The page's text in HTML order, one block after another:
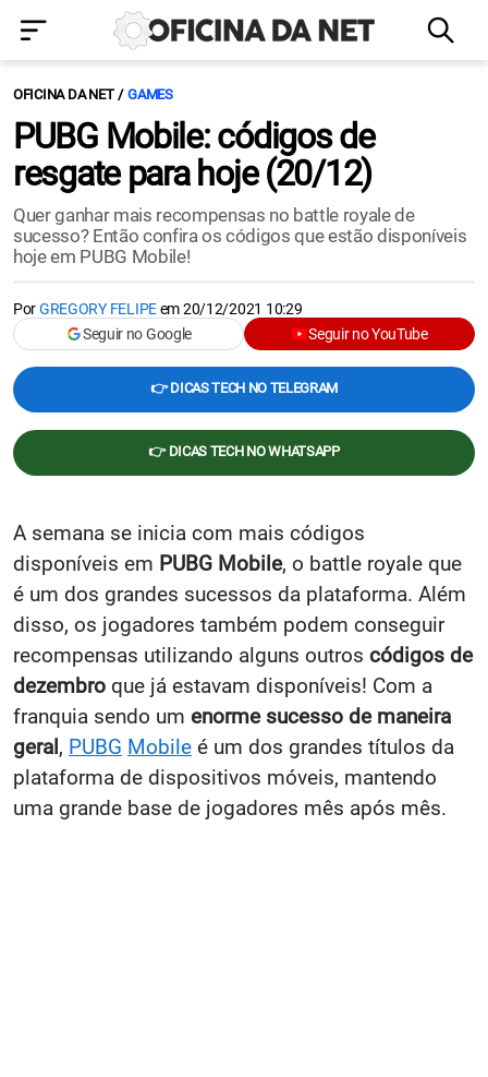
OFICINA DA NET GAMES
PUBG Mobile: códigos de
resgate para hoje (20/12)
Quer ganhar mais recompensas no battle royale de
sucesso? Então confira os códigos que estão disponíveis
hoje em PUBG Mobile!
PorGREGORY FELIPEem20/12/2021 10:29
Seguir no Google
Seguir no YouTube
👉 DICAS TECH NO TELEGRAM
👉 DICAS TECH NO WHATSAPP
A semana se inicia com mais códigos
disponíveis em PUBG Mobile, o battle royale que
é um dos grandes sucessos da plataforma. Além
disso, os jogadores também podem conseguir
recompensas utilizando alguns outros códigos de
dezembro que já estavam disponíveis! Com a
franquia sendo um enorme sucesso de maneira
geral, PUBG Mobile é um dos grandes títulos da
plataforma de dispositivos móveis, mantendo
uma grande base de jogadores mês após mês.